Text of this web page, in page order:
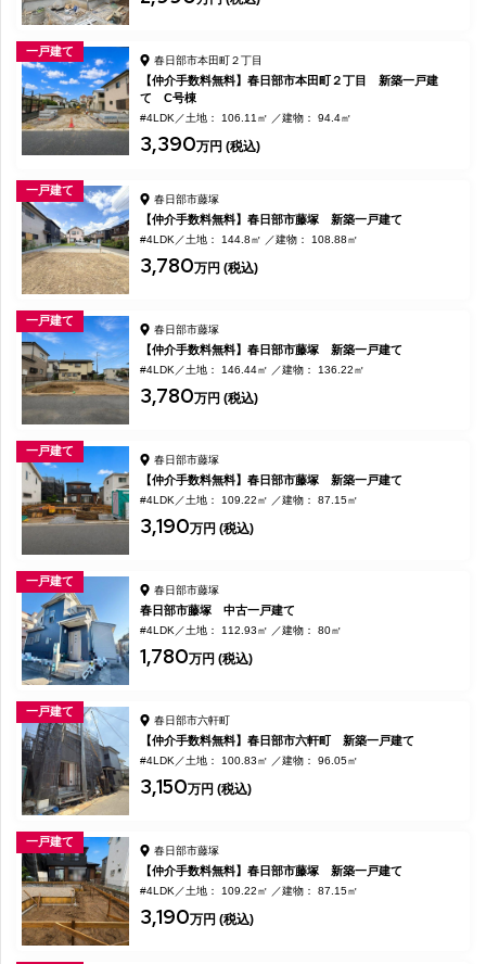
一戸建て
春日部市本田町２丁目
【仲介手数料無料】春日部市本田町２丁目 新築一戸建
て C号棟
#4LDK 土地： 106.11㎡ 建物： 94.4㎡
3,390万円 (税込)
一戸建て
春日部市藤塚
【仲介手数料無料】春日部市藤塚 新築一戸建て
#4LDK 土地： 144.8㎡ 建物： 108.88㎡
3,780万円 (税込)
一戸建て
春日部市藤塚
【仲介手数料無料】春日部市藤塚 新築一戸建て
#4LDK 土地： 146.44㎡ 建物： 136.22㎡
3,780万円 (税込)
一戸建て
春日部市藤塚
【仲介手数料無料】春日部市藤塚 新築一戸建て
#4LDK 土地： 109.22㎡ 建物： 87.15㎡
3,190万円 (税込)
一戸建て
春日部市藤塚
春日部市藤塚 中古一戸建て
#4LDK 土地： 112.93㎡ 建物： 80㎡
1,780万円 (税込)
一戸建て
春日部市六軒町
【仲介手数料無料】春日部市六軒町 新築一戸建て
#4LDK 土地： 100.83㎡ 建物： 96.05㎡
3,150万円 (税込)
一戸建て
春日部市藤塚
【仲介手数料無料】春日部市藤塚 新築一戸建て
#4LDK 土地： 109.22㎡ 建物： 87.15㎡
3,190万円 (税込)